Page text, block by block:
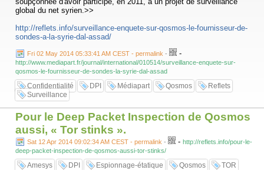
global du net syrien.>>
http://reflets.info/surveillance-enquete-sur-qosmos-le-fournisseur-de-
sondes-a-la-syrie-dal-assad/
Fri 02 May 2014 05:33:41 AM CEST - permalink - -
http://www.mediapart.fr/journal/international/010514/surveillance-enquete-sur-
qosmos-le-fournisseur-de-sondes-la-syrie-dal-assad
Confidentialité DPI Médiapart Qosmos
Reflets
Surveillance
Pour le Deep Packet Inspection de Qosmos
aussi, « Tor stinks ».
Sat 12 Apr 2014 09:02:34 AM CEST - permalink - - http://reflets.info/pour-le-
deep-packet-inspection-de-qosmos-aussi-tor-stinks/
Amesys DPI Espionnage-étatique Qosmos TOR